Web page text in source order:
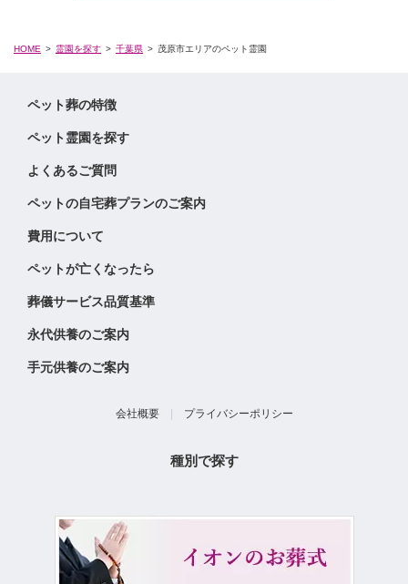
HOME 霊園を探す 千葉県 茂原市エリアのペット霊園
ペット葬の特徴
ペット霊園を探す
よくあるご質問
ペットの自宅葬プランのご案内
費用について
ペットが亡くなったら
葬儀サービス品質基準
永代供養のご案内
手元供養のご案内
会社概要| プライバシーポリシー
種別で探す